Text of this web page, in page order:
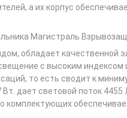
а их корпус
Магистраль
обладает качественной
с высоким
то есть сводит к
дает световой поток
комплектующих